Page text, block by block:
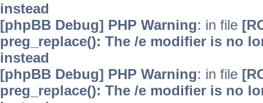
instead
[phpBB Debug] PHP Warning: in file
preg_replace(): The /e modifier is no
instead
[phpBB Debug] PHP Warning: in file
preg_replace(): The /e modifier is no